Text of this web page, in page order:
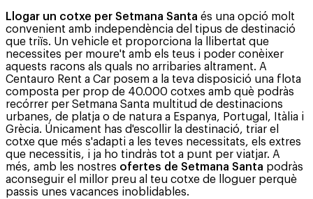
Llogar un cotxe per Setmana Santa és una opció molt
convenient amb independència del tipus de destinació
que triïs. Un vehicle et proporciona la llibertat que
necessites per moure't amb els teus i poder conèixer
aquests racons als quals no arribaries altrament. A
Centauro Rent a Car posem a la teva disposició una flota
composta per prop de 40.000 cotxes amb què podràs
recórrer per Setmana Santa multitud de destinacions
urbanes, de platja o de natura a Espanya, Portugal, Itàlia i
Grècia. Únicament has d'escollir la destinació, triar el
cotxe que més s'adapti a les teves necessitats, els extres
que necessitis, i ja ho tindràs tot a punt per viatjar. A
més, amb les nostres ofertes de Setmana Santa podràs
aconseguir el millor preu al teu cotxe de lloguer perquè
passis unes vacances inoblidables.